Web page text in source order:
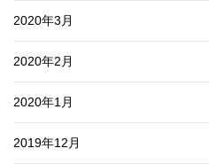
2020年3月
2020年2月
2020年1月
2019年12月